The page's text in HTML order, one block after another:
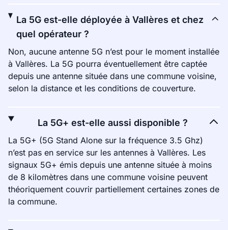
La 5G est-elle déployée à Vallères et chez
quel opérateur ?
Non, aucune antenne 5G n’est pour le moment installée
à Vallères. La 5G pourra éventuellement être captée
depuis une antenne située dans une commune voisine,
selon la distance et les conditions de couverture.
La 5G+ est-elle aussi disponible ?
La 5G+ (5G Stand Alone sur la fréquence 3.5 Ghz)
n’est pas en service sur les antennes à Vallères. Les
signaux 5G+ émis depuis une antenne située à moins
de 8 kilomètres dans une commune voisine peuvent
théoriquement couvrir partiellement certaines zones de
la commune.